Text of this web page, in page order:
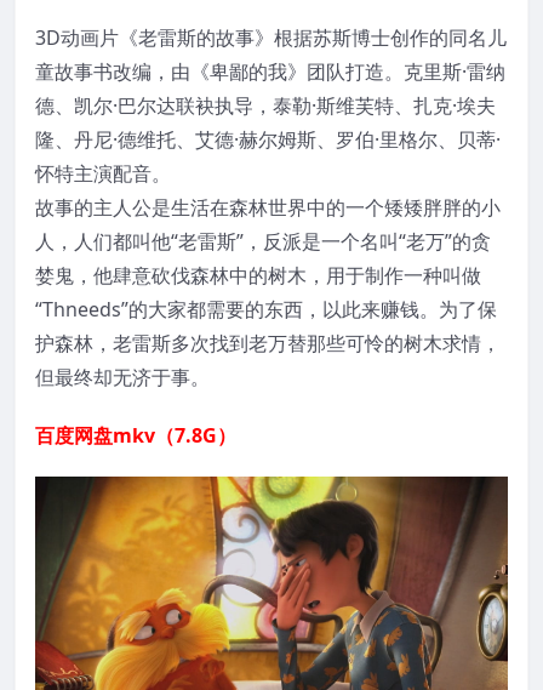
3D动画片《老雷斯的故事》根据苏斯博士创作的同名儿
童故事书改编，由《卑鄙的我》团队打造。克里斯·雷纳
德、凯尔·巴尔达联袂执导，泰勒·斯维芙特、扎克·埃夫
隆、丹尼·德维托、艾德·赫尔姆斯、罗伯·里格尔、贝蒂·
怀特主演配音。
故事的主人公是生活在森林世界中的一个矮矮胖胖的小
人，人们都叫他“老雷斯”，反派是一个名叫“老万”的贪
婪鬼，他肆意砍伐森林中的树木，用于制作一种叫做
“Thneeds”的大家都需要的东西，以此来赚钱。为了保
护森林，老雷斯多次找到老万替那些可怜的树木求情，
但最终却无济于事。
百度网盘mkv（7.8G）